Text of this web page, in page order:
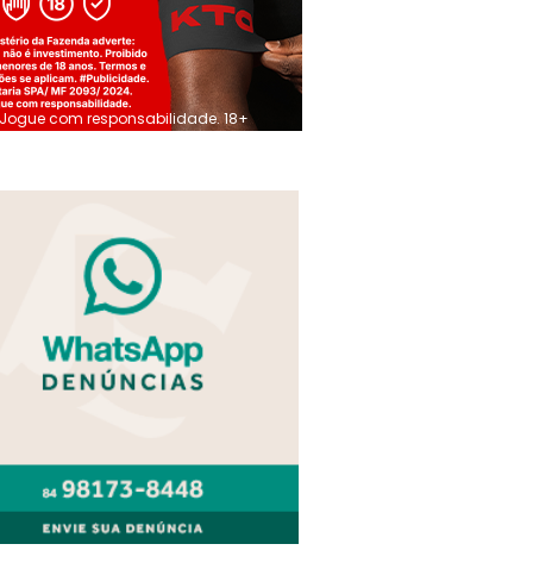
Jogue com responsabilidade. 18+